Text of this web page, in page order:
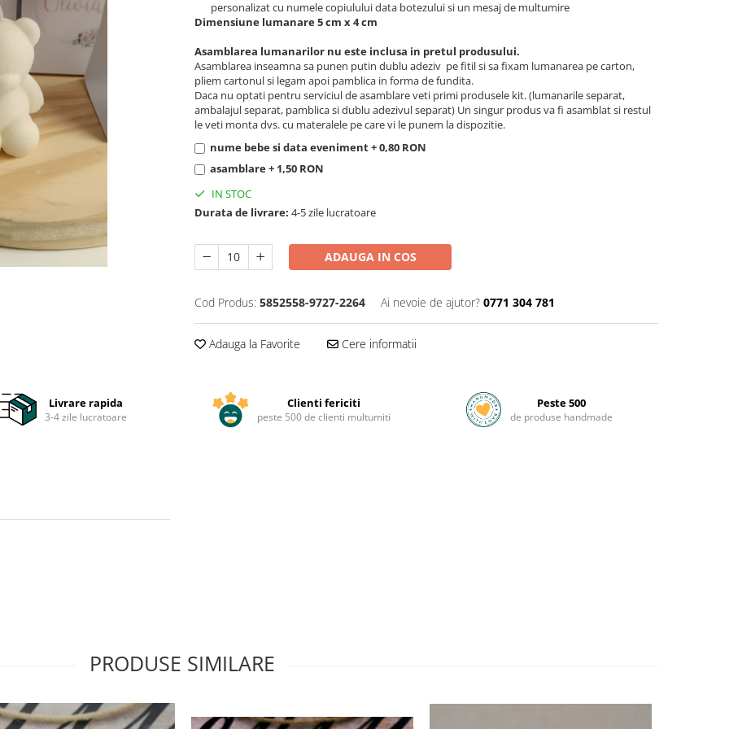
personalizat cu numele copiulului data botezului si un mesaj de multumire
Dimensiune lumanare 5 cm x 4 cm
Asamblarea lumanarilor nu este inclusa in pretul produsului.
Asamblarea inseamna sa punen putin dublu adeziv pe fitil si sa fixam lumanarea pe carton,
pliem cartonul si legam apoi pamblica in forma de fundita.
Daca nu optati pentru serviciul de asamblare veti primi produsele kit. (lumanarile separat,
ambalajul separat, pamblica si dublu adezivul separat) Un singur produs va fi asamblat si restul
le veti monta dvs. cu materalele pe care vi le punem la dispozitie.
nume bebe si data eveniment + 0,80 RON
asamblare + 1,50 RON
IN STOC
Durata de livrare: 4-5 zile lucratoare
ADAUGA IN COS
Cod Produs: 5852558-9727-2264 Ai nevoie de ajutor? 0771 304 781
Adauga la Favorite Cere informatii
Livrare rapida
3-4 zile lucratoare
Clienti fericiti
peste 500 de clienti multumiti
Peste 500
de produse handmade
PRODUSE SIMILARE